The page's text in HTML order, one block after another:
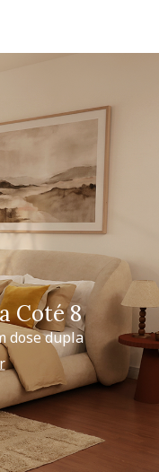
Coté 8
dose dupla